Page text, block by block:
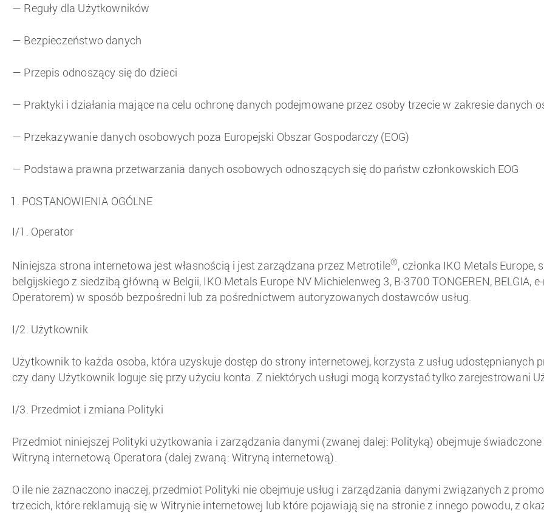
— Reguły dla Użytkowników
— Bezpieczeństwo danych
— Przepis odnoszący się do dzieci
— Praktyki i działania mające na celu ochronę danych podejmowane przez osoby trzecie w zakresie danych
— Przekazywanie danych osobowych poza Europejski Obszar Gospodarczy (EOG)
— Podstawa prawna przetwarzania danych osobowych odnoszących się do państw członkowskich EOG
POSTANOWIENIA OGÓLNE
I/1. Operator
Niniejsza strona internetowa jest własnością i jest zarządzana przez Metrotile®, członka IKO Metals
belgijskiego z siedzibą główną w Belgii, IKO Metals Europe NV Michielenweg 3, B-3700 TONGEREN, BELGIA,
Operatorem) w sposób bezpośredni lub za pośrednictwem autoryzowanych dostawców usług.
I/2. Użytkownik
Użytkownik to każda osoba, która uzyskuje dostęp do strony internetowej, korzysta z usług udostępnianych
czy dany Użytkownik loguje się przy użyciu konta. Z niektórych usługi mogą korzystać tylko zarejestrowani
I/3. Przedmiot i zmiana Polityki
Przedmiot niniejszej Polityki użytkowania i zarządzania danymi (zwanej dalej: Polityką) obejmuje
Witryną internetową Operatora (dalej zwaną: Witryną internetową).
O ile nie zaznaczono inaczej, przedmiot Polityki nie obejmuje usług i zarządzania danymi związanych z
trzecich, które reklamują się w Witrynie internetowej lub które pojawiają się na stronie z innego powodu, z